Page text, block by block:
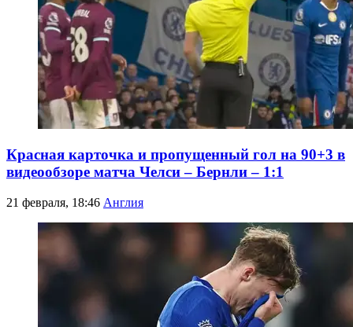
Красная карточка и пропущенный гол на 90+3 в
видеообзоре матча Челси – Бернли – 1:1
21 февраля, 18:46 Англия